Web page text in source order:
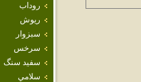
روداب
ريوش
سبزوار
سرخس
سفيد سنگ
سلامي